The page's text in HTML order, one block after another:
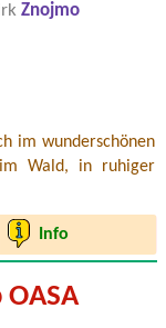
Znojmo
im wunderschönen
Wald, in ruhiger
Info